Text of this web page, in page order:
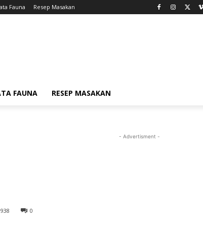
Fauna Resep Masakan
FAUNA RESEP MASAKAN
0
938
- Advertisment -